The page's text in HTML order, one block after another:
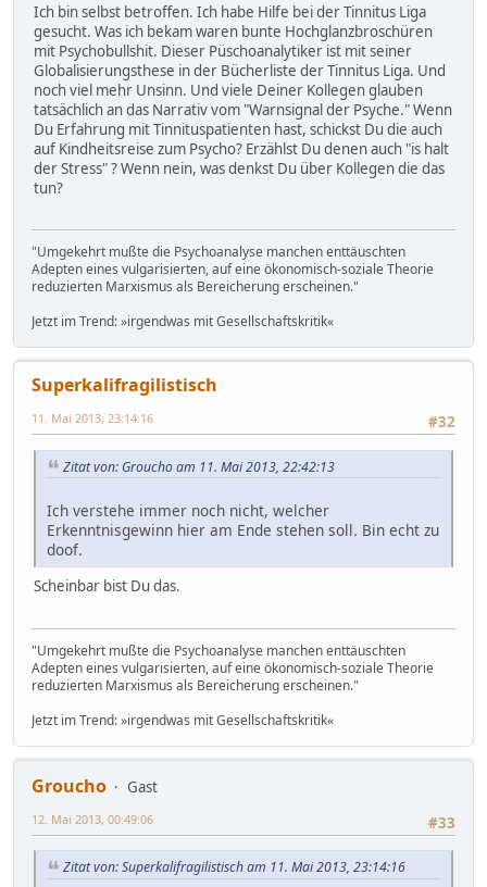
Ich bin selbst betroffen. Ich habe Hilfe bei der Tinnitus Liga
gesucht. Was ich bekam waren bunte Hochglanzbroschüren
mit Psychobullshit. Dieser Püschoanalytiker ist mit seiner
Globalisierungsthese in der Bücherliste der Tinnitus Liga. Und
noch viel mehr Unsinn. Und viele Deiner Kollegen glauben
tatsächlich an das Narrativ vom "Warnsignal der Psyche." Wenn
Du Erfahrung mit Tinnituspatienten hast, schickst Du die auch
auf Kindheitsreise zum Psycho? Erzählst Du denen auch "is halt
der Stress" ? Wenn nein, was denkst Du über Kollegen die das
tun?
"Umgekehrt mußte die Psychoanalyse manchen enttäuschten
Adepten eines vulgarisierten, auf eine ökonomisch-soziale Theorie
reduzierten Marxismus als Bereicherung erscheinen."
Jetzt im Trend: »irgendwas mit Gesellschaftskritik«
Superkalifragilistisch
#32
11. Mai 2013, 23:14:16
Zitat von: Groucho am 11. Mai 2013, 22:42:13
Ich verstehe immer noch nicht, welcher
Erkenntnisgewinn hier am Ende stehen soll. Bin echt zu
doof.
Scheinbar bist Du das.
"Umgekehrt mußte die Psychoanalyse manchen enttäuschten
Adepten eines vulgarisierten, auf eine ökonomisch-soziale Theorie
reduzierten Marxismus als Bereicherung erscheinen."
Jetzt im Trend: »irgendwas mit Gesellschaftskritik«
Groucho
Gast
#33
12. Mai 2013, 00:49:06
Zitat von: Superkalifragilistisch am 11. Mai 2013, 23:14:16